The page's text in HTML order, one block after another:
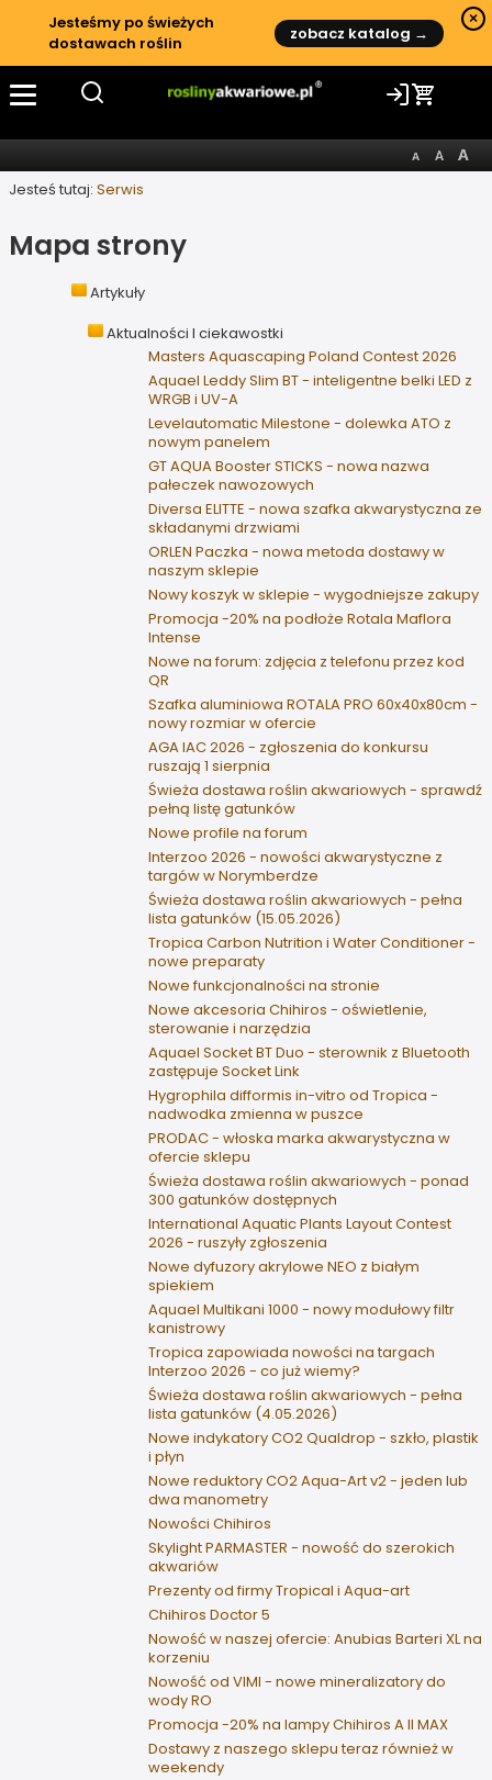
Jesteśmy po świeżych
dostawach roślin
zobacz katalog →
×
Jesteś tutaj: Serwis
Mapa strony
Artykuły
Aktualności I ciekawostki
Masters Aquascaping Poland Contest 2026
Aquael Leddy Slim BT - inteligentne belki LED z
WRGB i UV-A
Levelautomatic Milestone - dolewka ATO z
nowym panelem
GT AQUA Booster STICKS - nowa nazwa
pałeczek nawozowych
Diversa ELITTE - nowa szafka akwarystyczna ze
składanymi drzwiami
ORLEN Paczka - nowa metoda dostawy w
naszym sklepie
Nowy koszyk w sklepie - wygodniejsze zakupy
Promocja -20% na podłoże Rotala Maflora
Intense
Nowe na forum: zdjęcia z telefonu przez kod
QR
Szafka aluminiowa ROTALA PRO 60x40x80cm -
nowy rozmiar w ofercie
AGA IAC 2026 - zgłoszenia do konkursu
ruszają 1 sierpnia
Świeża dostawa roślin akwariowych - sprawdź
pełną listę gatunków
Nowe profile na forum
Interzoo 2026 - nowości akwarystyczne z
targów w Norymberdze
Świeża dostawa roślin akwariowych - pełna
lista gatunków (15.05.2026)
Tropica Carbon Nutrition i Water Conditioner -
nowe preparaty
Nowe funkcjonalności na stronie
Nowe akcesoria Chihiros - oświetlenie,
sterowanie i narzędzia
Aquael Socket BT Duo - sterownik z Bluetooth
zastępuje Socket Link
Hygrophila difformis in-vitro od Tropica -
nadwodka zmienna w puszce
PRODAC - włoska marka akwarystyczna w
ofercie sklepu
Świeża dostawa roślin akwariowych - ponad
300 gatunków dostępnych
International Aquatic Plants Layout Contest
2026 - ruszyły zgłoszenia
Nowe dyfuzory akrylowe NEO z białym
spiekiem
Aquael Multikani 1000 - nowy modułowy filtr
kanistrowy
Tropica zapowiada nowości na targach
Interzoo 2026 - co już wiemy?
Świeża dostawa roślin akwariowych - pełna
lista gatunków (4.05.2026)
Nowe indykatory CO2 Qualdrop - szkło, plastik
i płyn
Nowe reduktory CO2 Aqua-Art v2 - jeden lub
dwa manometry
Nowości Chihiros
Skylight PARMASTER - nowość do szerokich
akwariów
Prezenty od firmy Tropical i Aqua-art
Chihiros Doctor 5
Nowość w naszej ofercie: Anubias Barteri XL na
korzeniu
Nowość od VIMI - nowe mineralizatory do
wody RO
Promocja -20% na lampy Chihiros A II MAX
Dostawy z naszego sklepu teraz również w
weekendy